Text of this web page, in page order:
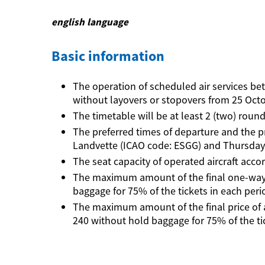
english language
Basic information
The operation of scheduled air services
without layovers or stopovers from 25
The timetable will be at least 2 (two)
The preferred times of departure and the
Landvette (ICAO code: ESGG) and
The seat capacity of operated aircraft
The maximum amount of the final one-
baggage for 75% of the tickets in each
The maximum amount of the final price
240 without hold baggage for 75% of the